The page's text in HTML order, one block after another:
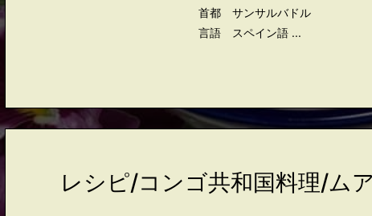
首都 サンサルバドル
言語 スペイン語 ...
レシピ/コンゴ共和国料理/ム